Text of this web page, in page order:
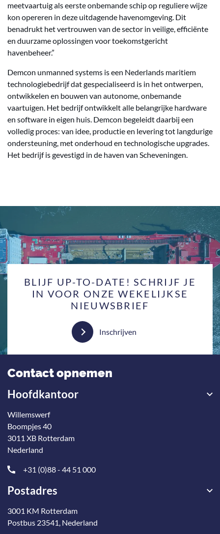
meetvaartuig als eerste onbemande schip op reguliere wijze
kon opereren in deze uitdagende havenomgeving. Dit
benadrukt het vertrouwen van de sector in veilige, efficiënte
en duurzame oplossingen voor toekomstgericht
havenbeheer.”
Demcon unmanned systems is een Nederlands maritiem
technologiebedrijf dat gespecialiseerd is in het ontwerpen,
ontwikkelen en bouwen van autonome, onbemande
vaartuigen. Het bedrijf ontwikkelt alle belangrijke hardware
en software in eigen huis. Demcon begeleidt daarbij een
volledig proces: van idee, productie en levering tot langdurige
ondersteuning, met onderhoud en technologische upgrades.
Het bedrijf is gevestigd in de haven van Scheveningen.
BLIJF UP-TO-DATE! SCHRIJF JE
IN VOOR ONZE WEKELIJKSE
NIEUWSBRIEF
Inschrijven
Contact opnemen
Hoofdkantoor
Willemswerf
Boompjes 40
3011 XB Rotterdam
Nederland
+31 (0)88 - 44 51 000
Postadres
3001 KM Rotterdam
Postbus 23541, Nederland